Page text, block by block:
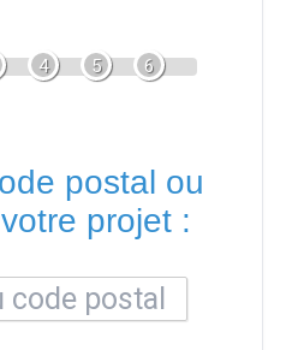
4 5 6
postal ou
projet :